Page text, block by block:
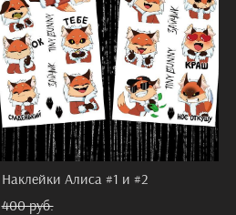
Наклейки Алиса #1 и #2
400 pуб.